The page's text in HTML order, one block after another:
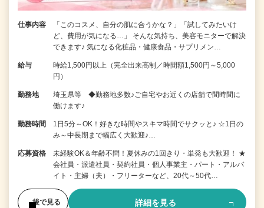
仕事内容
「このコスメ、自分の肌に合うかな？」「試してみたいけ
ど、費用が気になる…」 そんな気持ち、美容モニターで解決
できます♪ 気になる化粧品・健康食品・サプリメン…
給与
時給1,500円以上（完全出来高制／時間額1,500円～5,000
円）
勤務地
埼玉県等 ◆勤務地多数♪ご自宅やお近くの店舗で間時間に
働けます♪
勤務時間
1日5分～OK！好きな時間やスキマ時間でサクッと♪ ☆1日の
み～中長期まで幅広く大歓迎♪…
応募資格
未経験OK＆年齢不問！夏休みの1回きり・単発も大歓迎！ ★
会社員・派遣社員・契約社員・個人事業主・パート・アルバ
イト・主婦（夫）・フリーターなど、20代～50代…
後で見る 詳細を見る